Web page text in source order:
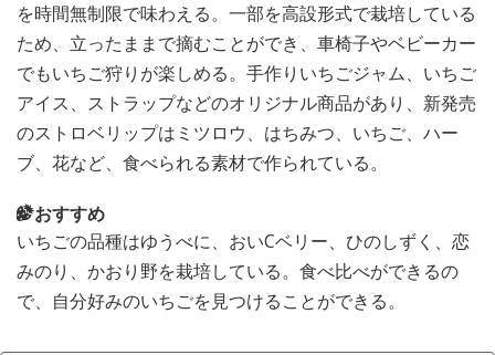
を時間無制限で味わえる。一部を高設形式で栽培している
ため、立ったままで摘むことができ、車椅子やベビーカー
でもいちご狩りが楽しめる。手作りいちごジャム、いちご
アイス、ストラップなどのオリジナル商品があり、新発売
のストロベリップはミツロウ、はちみつ、いちご、ハー
ブ、花など、食べられる素材で作られている。
おすすめ
いちごの品種はゆうべに、おいCベリー、ひのしずく、恋
みのり、かおり野を栽培している。食べ比べができるの
で、自分好みのいちごを見つけることができる。